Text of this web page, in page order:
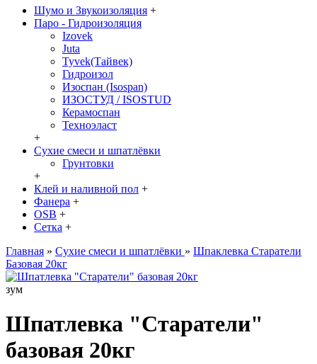
Шумо и Звукоизоляция +
Паро - Гидроизоляция
Izovek
Juta
Tyvek(Тайвек)
Гидроизол
Изоспан (Isospan)
ИЗОСТУД / ISOSTUD
Керамоспан
Техноэласт
+
Сухие смеси и шпатлёвки
Грунтовки
+
Клей и наливной пол +
Фанера +
OSB +
Сетка +
Главная » Сухие смеси и шпатлёвки » Шпаклевка Старатели
Базовая 20кг
зум
Шпатлевка "Старатели"
базовая 20кг